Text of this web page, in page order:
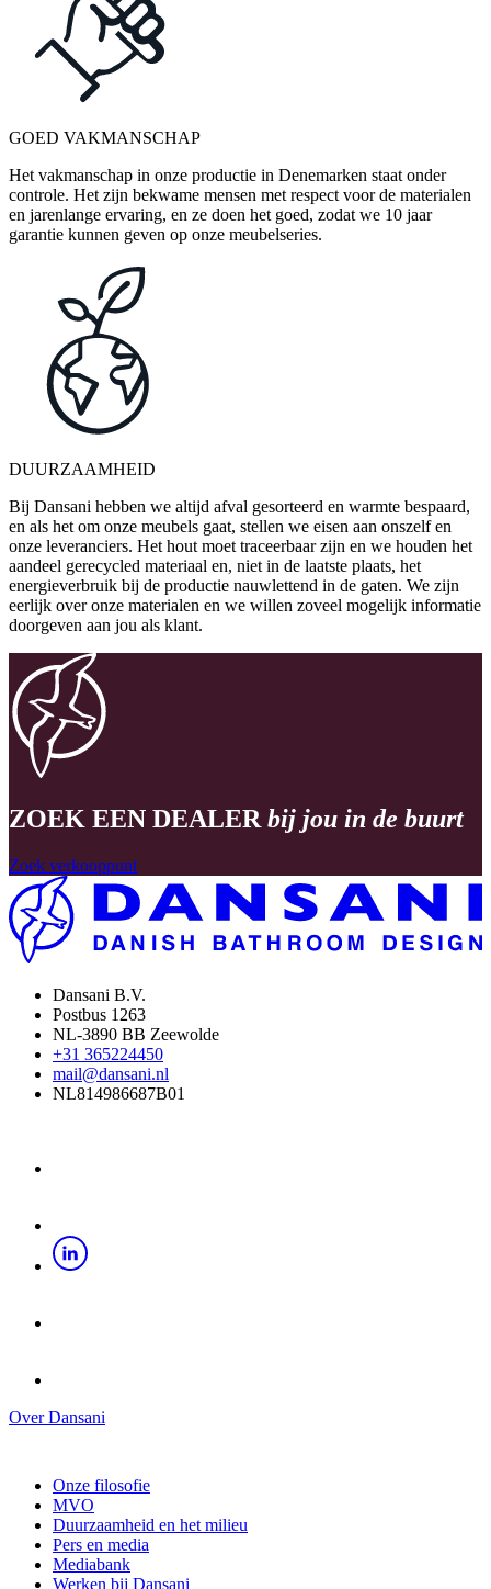
GOED VAKMANSCHAP
Het vakmanschap in onze productie in Denemarken staat onder
controle. Het zijn bekwame mensen met respect voor de materialen
en jarenlange ervaring, en ze doen het goed, zodat we 10 jaar
garantie kunnen geven op onze meubelseries.
DUURZAAMHEID
Bij Dansani hebben we altijd afval gesorteerd en warmte bespaard,
en als het om onze meubels gaat, stellen we eisen aan onszelf en
onze leveranciers. Het hout moet traceerbaar zijn en we houden het
aandeel gerecycled materiaal en, niet in de laatste plaats, het
energieverbruik bij de productie nauwlettend in de gaten. We zijn
eerlijk over onze materialen en we willen zoveel mogelijk informatie
doorgeven aan jou als klant.
ZOEK EEN DEALER bij jou in de buurt
Zoek verkooppunt
Dansani B.V.
Postbus 1263
NL-3890 BB Zeewolde
+31 365224450
mail@dansani.nl
NL814986687B01
Over Dansani
Onze filosofie
MVO
Duurzaamheid en het milieu
Pers en media
Mediabank
Werken bij Dansani